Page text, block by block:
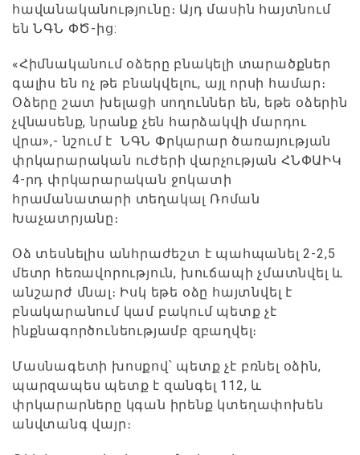
հավանականությունը։ Այդ մասին հայտնում
են ՆԳՆ ՓԾ-ից:
«Հիմնականում օձերը բնակելի տարածքներ
գալիս են ոչ թե բնակվելու, այլ որսի համար։
Օձերը շատ խելացի սողուններ են, եթե օձերին
չվնասենք, նրանք չեն հարձակվի մարդու
վրա»,- նշում է ՆԳՆ Փրկարար ծառայության
փրկարարական ուժերի վարչության ՀՆՓԱԻԿ
4-րդ փրկարարական ջոկատի
հրամանատարի տեղակալ Ռոման
Խաչատրյանը։
Օձ տեսնելիս անհրաժեշտ է պահպանել 2-2,5
մետր հեռավորություն, խուճապի չմատնվել և
անշարժ մնալ։ Իսկ եթե օձը հայտնվել է
բնակարանում կամ բակում պետք չէ
ինքնագործունեությամբ զբաղվել։
Մասնագետի խոսքով՝ պետք չէ բռնել օձին,
պարզապես պետք է զանգել 112, և
փրկարարները կգան իրենք կտեղափոխեն
անվտանգ վայր։